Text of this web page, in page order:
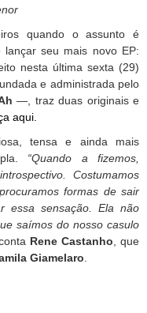
quando o assunto é
lançar seu mais novo EP:
nesta última sexta (29)
e administrada pelo
—, traz duas originais e
aqui.
tensa e ainda mais
“Quando a fizemos,
Costumamos
formas de sair
essa sensação. Ela não
saímos do nosso casulo
conta Rene Castanho , que
Giamelaro